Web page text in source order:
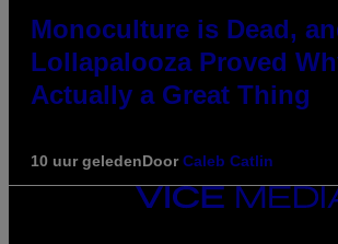
Monoculture is Dead,
Lollapalooza Proved
Actually a Great Thing
10 uur geledenDoorCaleb Catlin
VICE
MEDIA